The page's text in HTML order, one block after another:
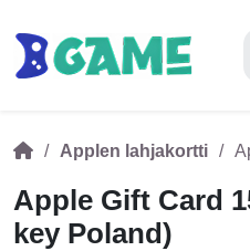
Applen lahjakortti
Apple Gift Card
key Poland)